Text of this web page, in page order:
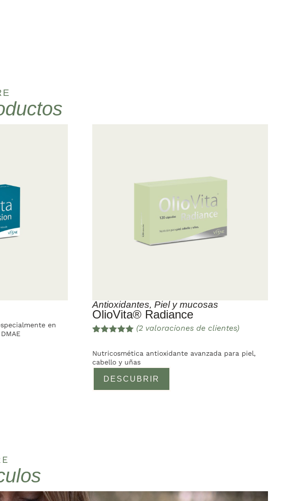
en
Antioxidantes, Piel y mucosas
OlioVita® Radiance
DESCUBRIR
5 en base
a
s de
(2 valoraciones de clientes)
Nutricosmética antioxidante avanzada para piel,
cabello y uñas